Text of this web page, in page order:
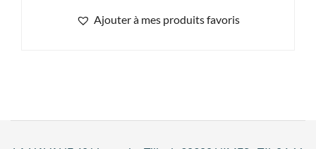
Ajouter à mes produits favoris